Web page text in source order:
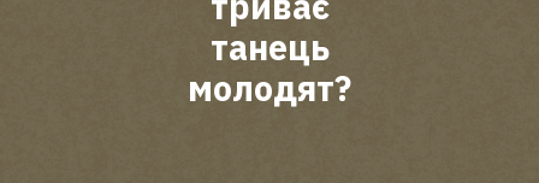
танець
молодят?